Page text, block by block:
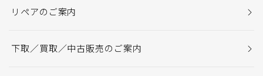
リペアのご案内
下取／買取／中古販売のご案内